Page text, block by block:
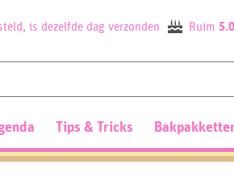
is dezelfde dag verzonden Ruim
Tips & Tricks